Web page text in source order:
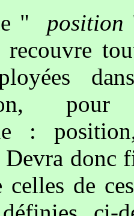
" position
pour
:
donc
celles de